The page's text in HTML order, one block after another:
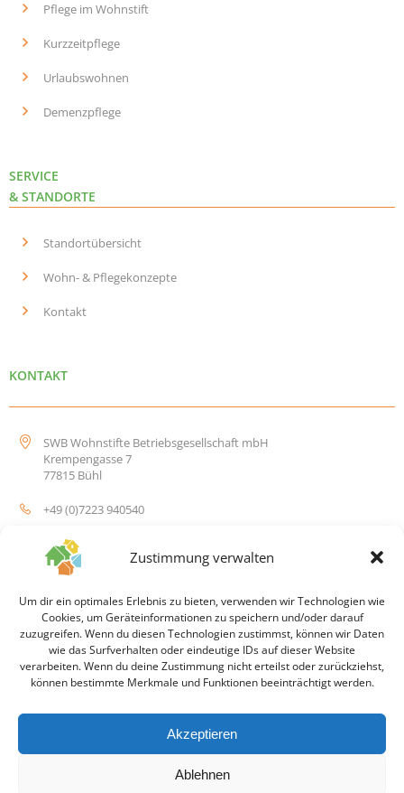
Zustimmung verwalten
Um dir ein optimales Erlebnis zu bieten, verwenden wir Technologien wie
Cookies, um Geräteinformationen zu speichern und/oder darauf
zuzugreifen. Wenn du diesen Technologien zustimmst, können wir Daten
wie das Surfverhalten oder eindeutige IDs auf dieser Website
verarbeiten. Wenn du deine Zustimmung nicht erteilst oder zurückziehst,
können bestimmte Merkmale und Funktionen beeinträchtigt werden.
Akzeptieren
Ablehnen
Pflege im Wohnstift
Kurzzeitpflege
Urlaubswohnen
Demenzpflege
SERVICE
& STANDORTE
Standortübersicht
Wohn- & Pflegekonzepte
Kontakt
KONTAKT
SWB Wohnstifte Betriebsgesellschaft mbH
Krempengasse 7
77815 Bühl
+49 (0)7223 940540
info@swb-wohnstifte.de
© 2026 SWB Wohnstift Betriebsgesellschaft mbH
Impressum
Datenschutz